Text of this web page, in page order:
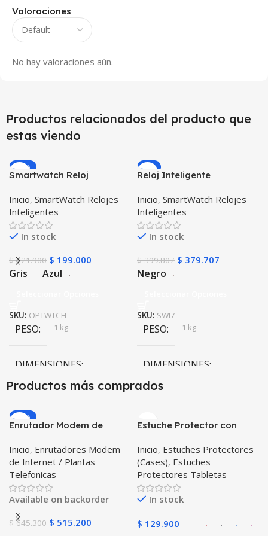
Valoraciones
No hay valoraciones aún.
Productos relacionados del producto que
estas viendo
-10%
Smartwatch Reloj
WATCH™ (KW37 PRO) Mide
Temperatura Presión
Arterial y Ritmo Cardíaco
Inicio, SmartWatch Relojes
Inteligentes
In stock
$221.900 $ 199.000
Gris Azul
SKU: OPTWTCH
PESO 1 kg
DIMENSIONES
COLOR
Gris,Negro , Azul ,Rosa
-5%
Reloj Inteligente
Incluye Pulso y Estuche
protector – GPS
Inicio, SmartWatch Relojes
Inteligentes
In stock
$399.807 $ 379.707
Negro
SKU: SWI7
PESO 1 kg
DIMENSIONES
COLOR Negro ,Rosa
PULSO ADICIONAL
Goma , Metalizado
Productos más comprados
-20%
Enrutador Modem de
Libre Todo Operador 4G
LTE SIMCARD
Inicio, Enrutadores Modem
de Internet / Plantas
Telefonicas
Available on backorder
$645.300 $ 515.200
Estuche Protector con
Tablet Samsung Galaxy
Tab A8 10.5 2021 – 2022
SM-x200 SM-x205 Anti
golpes con soporte
Inicio, Estuches Protectores
(Cases), Estuches
Protectores Tabletas
In stock
$ 129.900